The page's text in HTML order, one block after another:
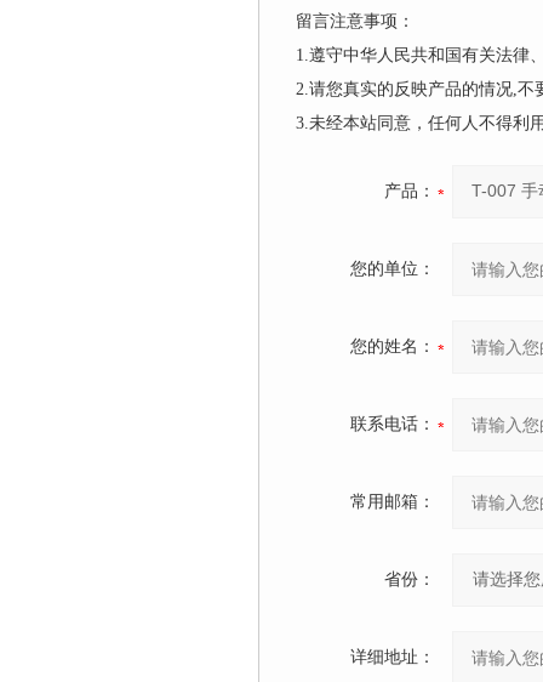
留言注意事项：
1.遵守中华人民共和国有关法律
2.请您真实的反映产品的情况,
3.未经本站同意，任何人不得利
产品：
您的单位：
您的姓名：
联系电话：
常用邮箱：
省份：
详细地址：